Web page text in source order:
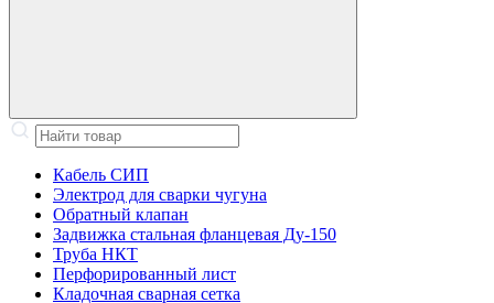
Кабель СИП
Электрод для сварки чугуна
Обратный клапан
Задвижка стальная фланцевая Ду-150
Труба НКТ
Перфорированный лист
Кладочная сварная сетка